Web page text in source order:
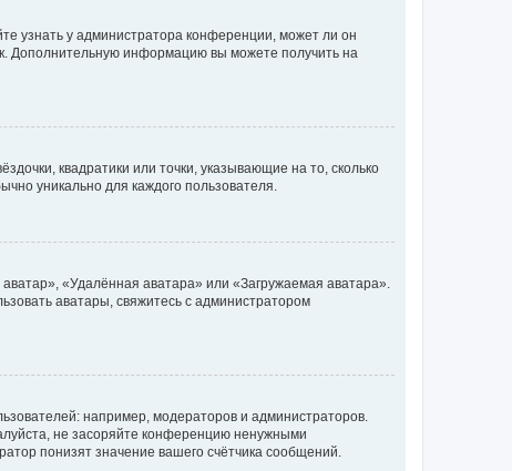
узнать у администратора конференции, может ли он
Дополнительную информацию вы можете получить на
квадратики или точки, указывающие на то, сколько
уникально для каждого пользователя.
«Удалённая аватара» или «Загружаемая аватара».
аватары, свяжитесь с администратором
например, модераторов и администраторов.
не засоряйте конференцию ненужными
понизят значение вашего счётчика сообщений.